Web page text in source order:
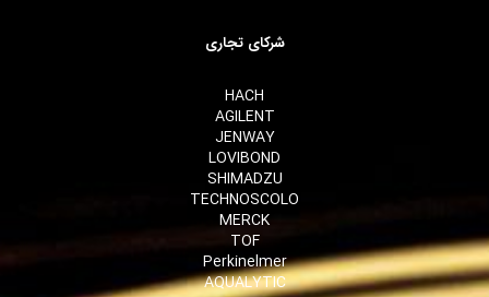
شرکای تجاری
HACH
AGILENT
JENWAY
LOVIBOND
SHIMADZU
TECHNOSCOLO
MERCK
TOF
Perkinelmer
AQUALYTIC